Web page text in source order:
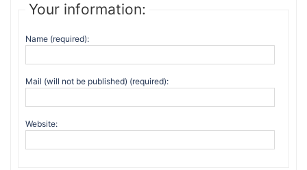
Your information:
Name (required):
Mail (will not be published) (required):
Website: